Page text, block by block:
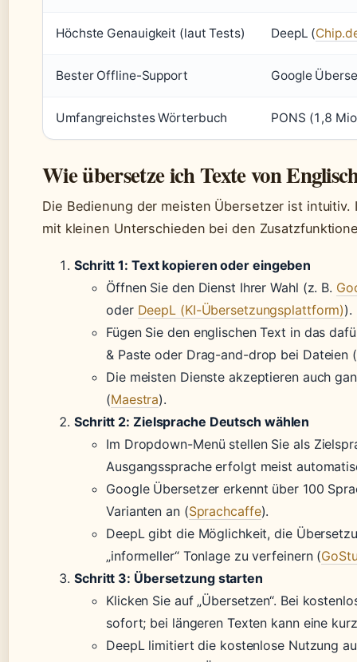
Höchste Genauigkeit (laut Tests) DeepL (
Bester Offline-Support Google
Umfangreichstes Wörterbuch PONS (1,8
Wie übersetze ich Texte von
Die Bedienung der meisten Übersetzer ist intuitiv.
mit kleinen Unterschieden bei den
Schritt 1: Text kopieren oder eingeben
Öffnen Sie den Dienst Ihrer Wahl (z. B.
oder DeepL (KI-Übersetzungsplattform)).
Fügen Sie den englischen Text in das
& Paste oder Drag-and-drop bei Dateien (
Die meisten Dienste akzeptieren auch
(Maestra).
Schritt 2: Zielsprache Deutsch wählen
Im Dropdown-Menü stellen Sie als
Ausgangssprache erfolgt meist
Google Übersetzer erkennt über 100
Varianten an (Sprachcaffe).
DeepL gibt die Möglichkeit, die
„informeller“ Tonlage zu verfeinern (
Schritt 3: Übersetzung starten
Klicken Sie auf „Übersetzen“. Bei
sofort; bei längeren Texten kann eine
DeepL limitiert die kostenlose Nutzung